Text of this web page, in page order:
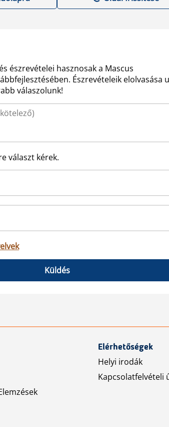
észrevételei hasznosak a Mascus
Észrevételeik elolvasása
válaszolunk!
választ kérek.
Küldés
Elérhetőségek
Helyi irodák
Kapcsolatfelvételi